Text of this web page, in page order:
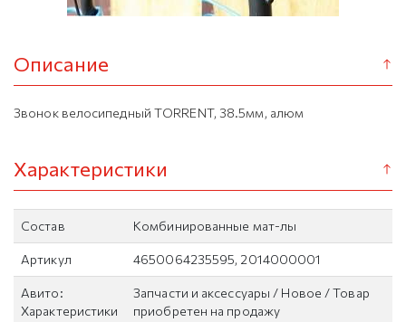
Описание
Звонок велосипедный TORRENT, 38.5мм, алюм
Характеристики
Состав Комбинированные мат-лы
Артикул 4650064235595, 2014000001
Авито:
Характеристики
Запчасти и аксессуары / Новое / Товар
приобретен на продажу